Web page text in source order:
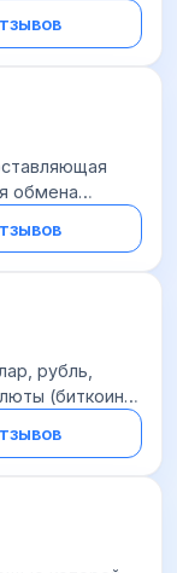
в онлайн и
обмена
цифровыми
и пассивного
рубль,
(биткоин,
даш и
Сервис